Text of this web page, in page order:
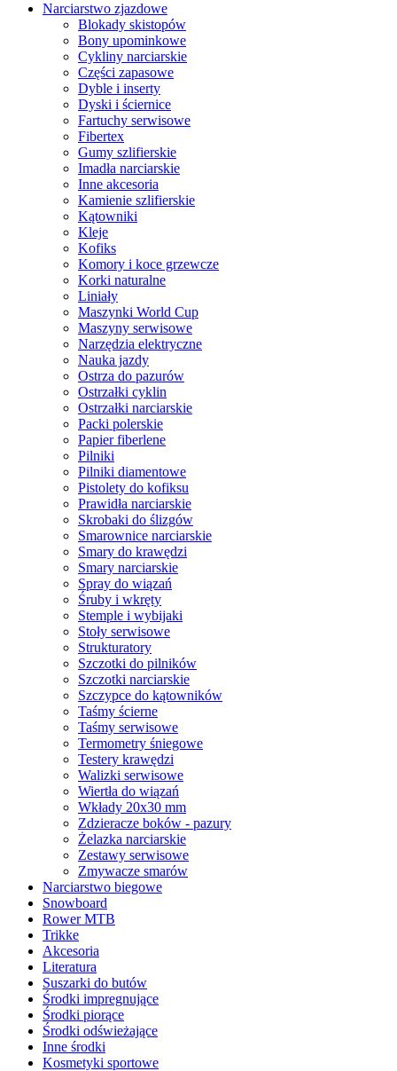
Narciarstwo zjazdowe
Blokady skistopów
Bony upominkowe
Cykliny narciarskie
Części zapasowe
Dyble i inserty
Dyski i ściernice
Fartuchy serwisowe
Fibertex
Gumy szlifierskie
Imadła narciarskie
Inne akcesoria
Kamienie szlifierskie
Kątowniki
Kleje
Kofiks
Komory i koce grzewcze
Korki naturalne
Liniały
Maszynki World Cup
Maszyny serwisowe
Narzędzia elektryczne
Nauka jazdy
Ostrza do pazurów
Ostrzałki cyklin
Ostrzałki narciarskie
Packi polerskie
Papier fiberlene
Pilniki
Pilniki diamentowe
Pistolety do kofiksu
Prawidła narciarskie
Skrobaki do ślizgów
Smarownice narciarskie
Smary do krawędzi
Smary narciarskie
Spray do wiązań
Śruby i wkręty
Stemple i wybijaki
Stoły serwisowe
Strukturatory
Szczotki do pilników
Szczotki narciarskie
Szczypce do kątowników
Taśmy ścierne
Taśmy serwisowe
Termometry śniegowe
Testery krawędzi
Walizki serwisowe
Wiertła do wiązań
Wkłady 20x30 mm
Zdzieracze boków - pazury
Żelazka narciarskie
Zestawy serwisowe
Zmywacze smarów
Narciarstwo biegowe
Snowboard
Rower MTB
Trikke
Akcesoria
Literatura
Suszarki do butów
Środki impregnujące
Środki piorące
Środki odświeżające
Inne środki
Kosmetyki sportowe